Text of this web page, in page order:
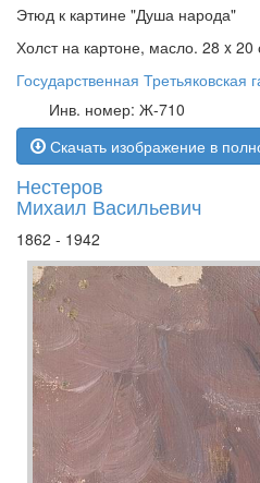
Этюд к картине "Душа народа"
Холст на картоне, масло. 28 x 20
Государственная Третьяковская
Инв. номер: Ж-710
Скачать изображение в
Нестеров
Михаил Васильевич
1862 - 1942